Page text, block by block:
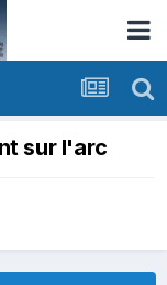
sur l'arc